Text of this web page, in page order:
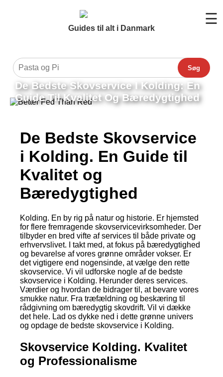
Guides til alt i Danmark
☰
Søg
De Bedste Skovservice I Kolding: En
Guide Til Kvalitet Og Bæredygtighed
De Bedste Skovservice
i Kolding. En Guide til
Kvalitet og
Bæredygtighed
Kolding. En by rig på natur og historie. Er hjemsted
for flere fremragende skovservicevirksomheder. Der
tilbyder en bred vifte af services til både private og
erhvervslivet. I takt med, at fokus på bæredygtighed
og bevarelse af vores grønne områder vokser. Er
det vigtigere end nogensinde, at vælge den rette
skovservice. Vi vil udforske nogle af de bedste
skovservice i Kolding. Herunder deres services.
Værdier og hvordan de bidrager til, at bevare vores
smukke natur. Fra træfældning og beskæring til
rådgivning om bæredygtig skovdrift. Vil vi dække
det hele. Lad os dykke ned i dette grønne univers
og opdage de bedste skovservice i Kolding.
Skovservice Kolding. Kvalitet
og Professionalisme